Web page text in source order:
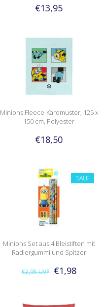
€13,95
Minions Fleece-Karomuster, 125 x
150 cm, Polyester
€18,50
SALE
Minions Set aus 4 Bleistiften mit
Radiergummi und Spitzer
€2,95UVP €1,98